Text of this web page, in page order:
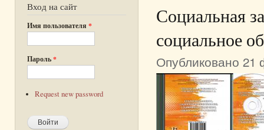
Вход на сайт
Имя пользователя *
Пароль*
Request new password
Социальная
социальное
Опубликовано 21